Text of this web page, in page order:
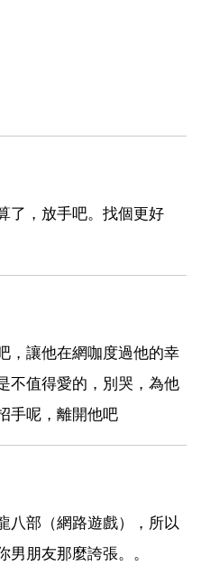
了，放手吧。找個更好
，讓他在網咖度過他的幸
不值得愛的，別哭，為他
手呢，離開他吧
八部（網路遊戲），所以
朋友那麼誇張。。